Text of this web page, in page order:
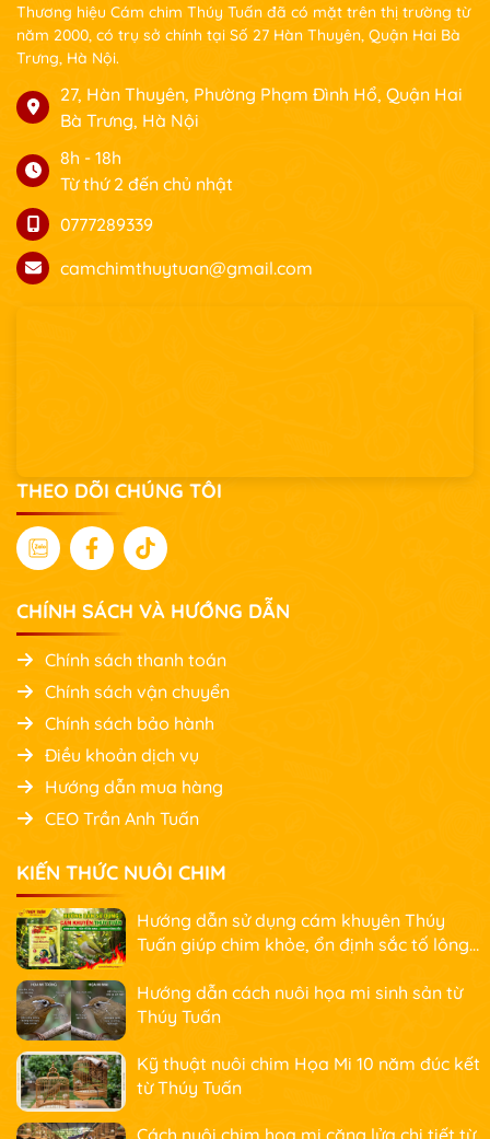
Thương hiệu Cám chim Thúy Tuấn đã có mặt trên thị trường từ
năm 2000, có trụ sở chính tại Số 27 Hàn Thuyên, Quận Hai Bà
Trưng, Hà Nội.
27, Hàn Thuyên, Phường Phạm Đình Hổ, Quận Hai
Bà Trưng, Hà Nội
8h - 18h
Từ thứ 2 đến chủ nhật
0777289339
camchimthuytuan@gmail.com
THEO DÕI CHÚNG TÔI
CHÍNH SÁCH VÀ HƯỚNG DẪN
Chính sách thanh toán
Chính sách vận chuyển
Chính sách bảo hành
Điều khoản dịch vụ
Hướng dẫn mua hàng
CEO Trần Anh Tuấn
KIẾN THỨC NUÔI CHIM
Hướng dẫn sử dụng cám khuyên Thúy
Tuấn giúp chim khỏe, ổn định sắc tố lông
Hướng dẫn cách nuôi họa mi sinh sản từ
Thúy Tuấn
Kỹ thuật nuôi chim Họa Mi 10 năm đúc kết
từ Thúy Tuấn
Cách nuôi chim họa mi căng lửa chi tiết từ